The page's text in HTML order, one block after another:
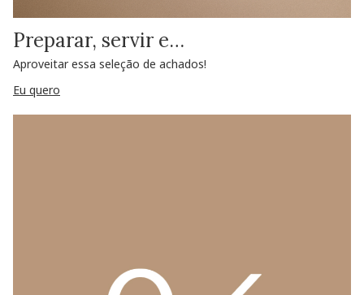
Preparar, servir e…
Aproveitar essa seleção de achados!
Eu quero